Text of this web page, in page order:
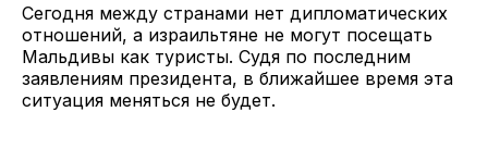
Сегодня между странами нет дипломатических
отношений, а израильтяне не могут посещать
Мальдивы как туристы. Судя по последним
заявлениям президента, в ближайшее время эта
ситуация меняться не будет.